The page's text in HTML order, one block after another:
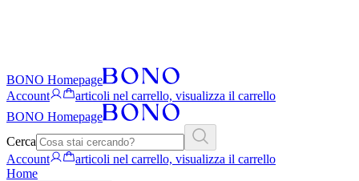
BONO Homepage
Account
articoli nel carrello, visualizza il carrello
BONO Homepage
Cerca
Account
articoli nel carrello, visualizza il carrello
Home